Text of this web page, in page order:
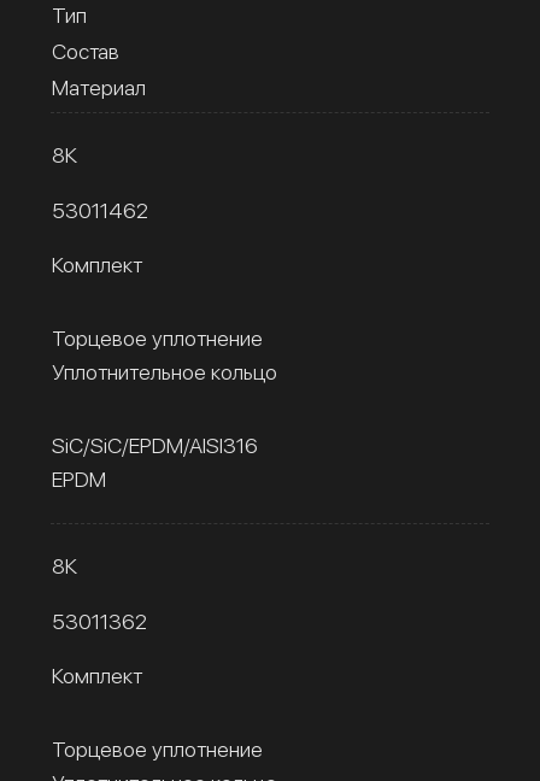
Тип
Состав
Материал
8К
53011462
Комплект
Торцевое уплотнение
Уплотнительное кольцо
SiC/SiC/EPDM/AISI316
EPDM
8К
53011362
Комплект
Торцевое уплотнение